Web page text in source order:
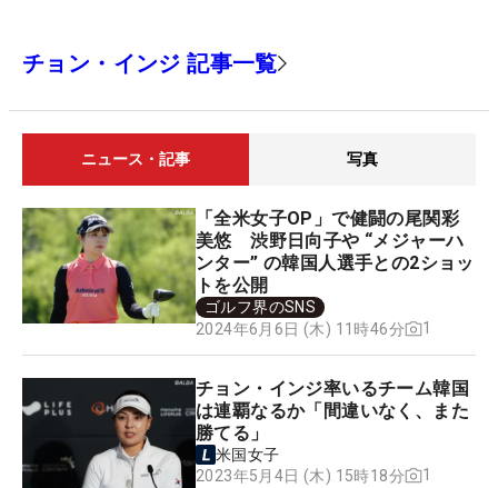
チョン・インジ 記事一覧
ニュース・記事 写真
「全米女子OP」で健闘の尾関彩
美悠 渋野日向子や “メジャーハ
ンター” の韓国人選手との2ショッ
トを公開
ゴルフ界のSNS
2024年6月6日 (木) 11時46分
1
チョン・インジ率いるチーム韓国
は連覇なるか「間違いなく、また
勝てる」
米国女子
2023年5月4日 (木) 15時18分
1